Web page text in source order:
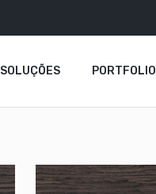
SOLUÇÕES PORTFOLIO